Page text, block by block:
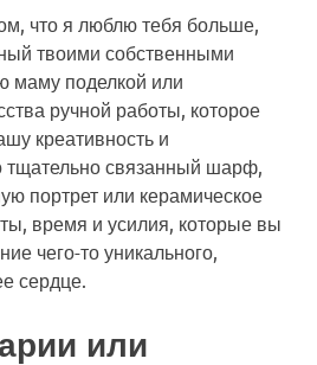
что я люблю тебя больше,
твоими собственными
маму поделкой или
ручной работы, которое
креативность и
тщательно связанный шарф,
портрет или керамическое
время и усилия, которые вы
чего-то уникального,
сердце.
или